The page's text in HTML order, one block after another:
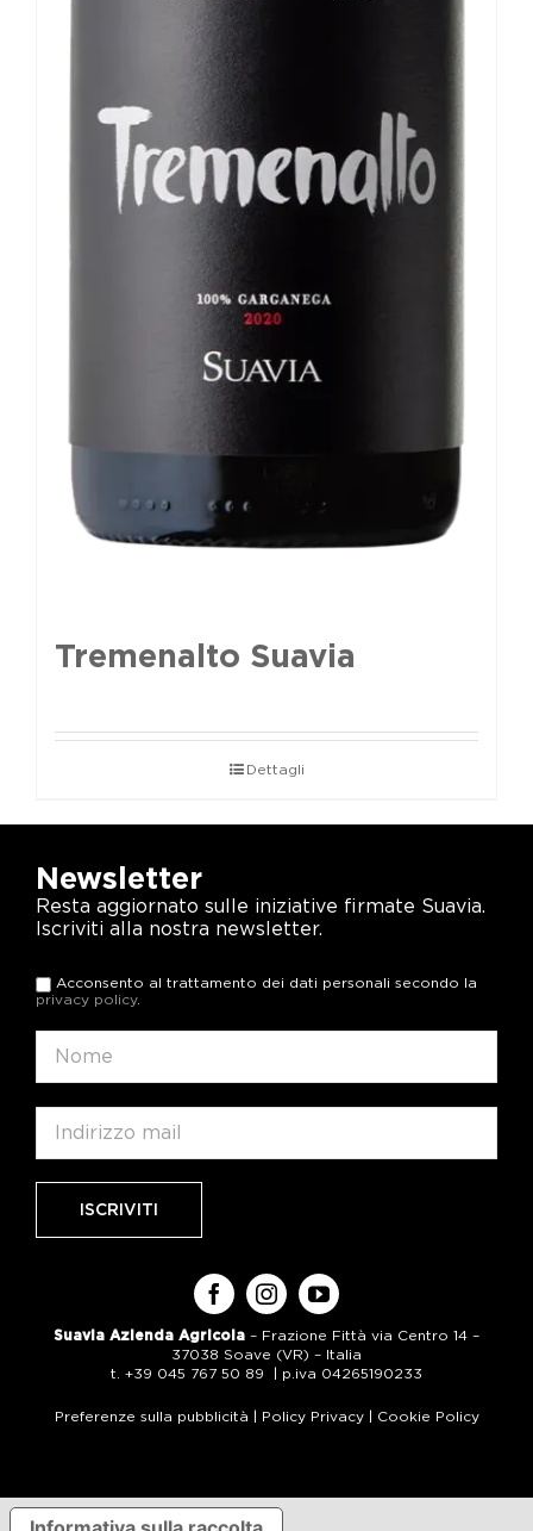
Tremenalto Suavia
Dettagli
Newsletter
Resta aggiornato sulle iniziative firmate Suavia.
Iscriviti alla nostra newsletter.
Acconsento al trattamento dei dati personali secondo la
privacy policy.
Suavia Azienda Agricola – Frazione Fittà via Centro 14 –
37038 Soave (VR) – Italia
t. +39 045 767 50 89 | p.iva 04265190233
Preferenze sulla pubblicità | Policy Privacy| Cookie Policy